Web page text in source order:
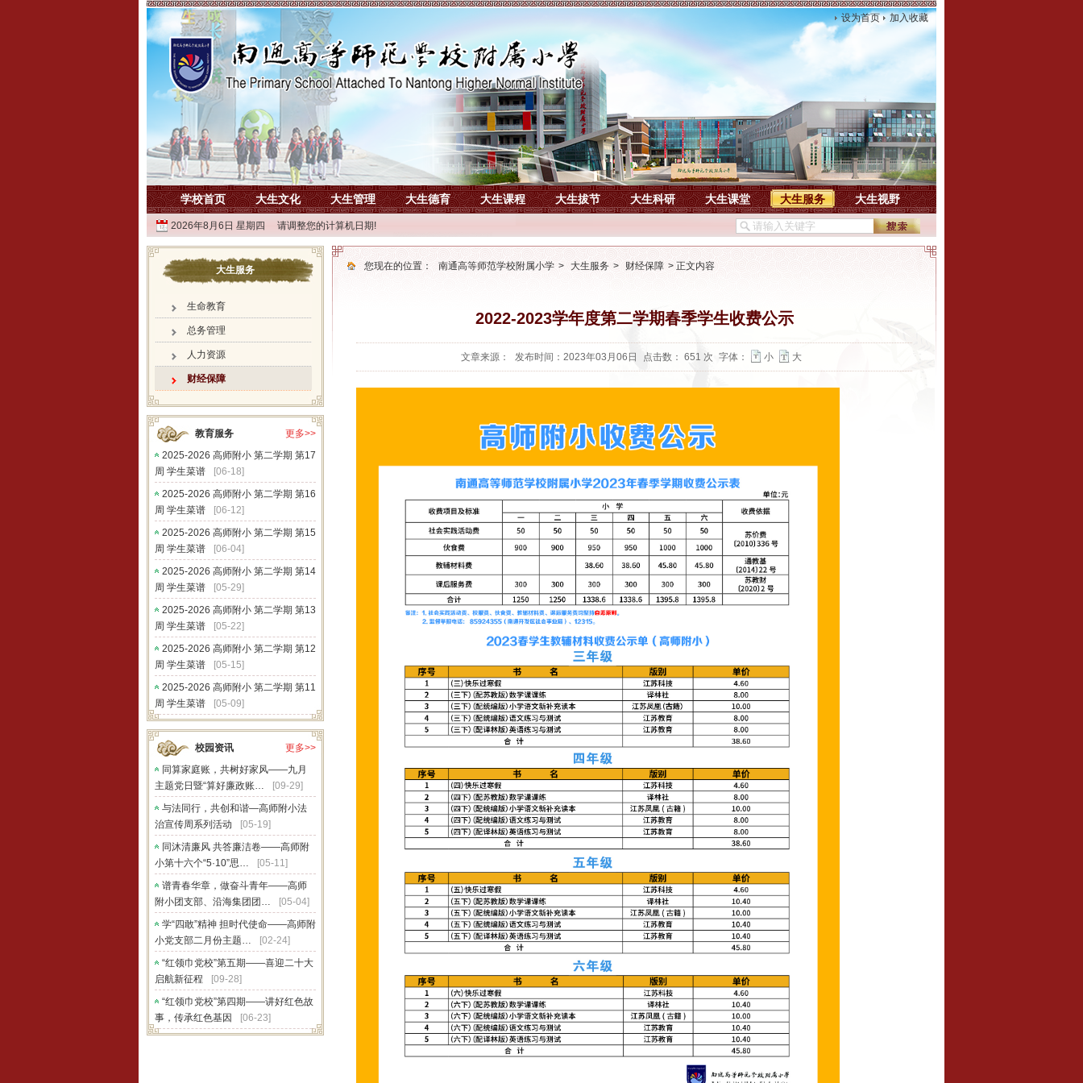
设为首页 加入收藏
学校首页 大生文化 大生管理 大生德育 大生课程 大生拔节 大生科研 大生课堂 大生服务 大生视野
2026年8月6日 星期四 请调整您的计算机日期!
大生服务
生命教育
总务管理
人力资源
财经保障
更多>>
教育服务
2025-2026 高师附小 第二学期 第17
周 学生菜谱
[06-18]
2025-2026 高师附小 第二学期 第16
周 学生菜谱
[06-12]
2025-2026 高师附小 第二学期 第15
周 学生菜谱
[06-04]
2025-2026 高师附小 第二学期 第14
周 学生菜谱
[05-29]
2025-2026 高师附小 第二学期 第13
周 学生菜谱
[05-22]
2025-2026 高师附小 第二学期 第12
周 学生菜谱
[05-15]
2025-2026 高师附小 第二学期 第11
周 学生菜谱
[05-09]
更多>>
校园资讯
同算家庭账，共树好家风——九月
主题党日暨“算好廉政账…
[09-29]
与法同行，共创和谐—高师附小法
治宣传周系列活动
[05-19]
同沐清廉风 共答廉洁卷——高师附
小第十六个“5·10”思…
[05-11]
谱青春华章，做奋斗青年——高师
附小团支部、沿海集团团…
[05-04]
学“四敢”精神 担时代使命——高师附
小党支部二月份主题…
[02-24]
“红领巾党校”第五期——喜迎二十大
启航新征程
[09-28]
“红领巾党校”第四期——讲好红色故
事，传承红色基因
[06-23]
您现在的位置： 南通高等师范学校附属小学 > 大生服务 > 财经保障 > 正文内容
2022-2023学年度第二学期春季学生收费公示
文章来源： 发布时间：2023年03月06日 点击数： 651 次 字体： 小 大